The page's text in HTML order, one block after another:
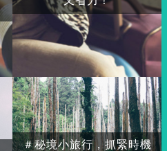
＃秘境小旅行，抓緊時機